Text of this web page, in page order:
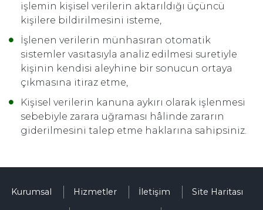
işlemin kişisel verilerin aktarıldığı üçüncü
kişilere bildirilmesini isteme,
İşlenen verilerin münhasıran otomatik
sistemler vasıtasıyla analiz edilmesi suretiyle
kişinin kendisi aleyhine bir sonucun ortaya
çıkmasına itiraz etme,
Kişisel verilerin kanuna aykırı olarak işlenmesi
sebebiyle zarara uğraması hâlinde zararın
giderilmesini talep etme haklarına sahipsiniz.
Kurumsal Hizmetler İletişim Site Haritası